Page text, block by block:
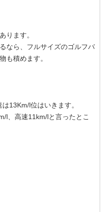
ります。
なら、フルサイズのゴルフバ
も積めます。
13Km/l位はいきます。
l、高速11km/lと言ったとこ